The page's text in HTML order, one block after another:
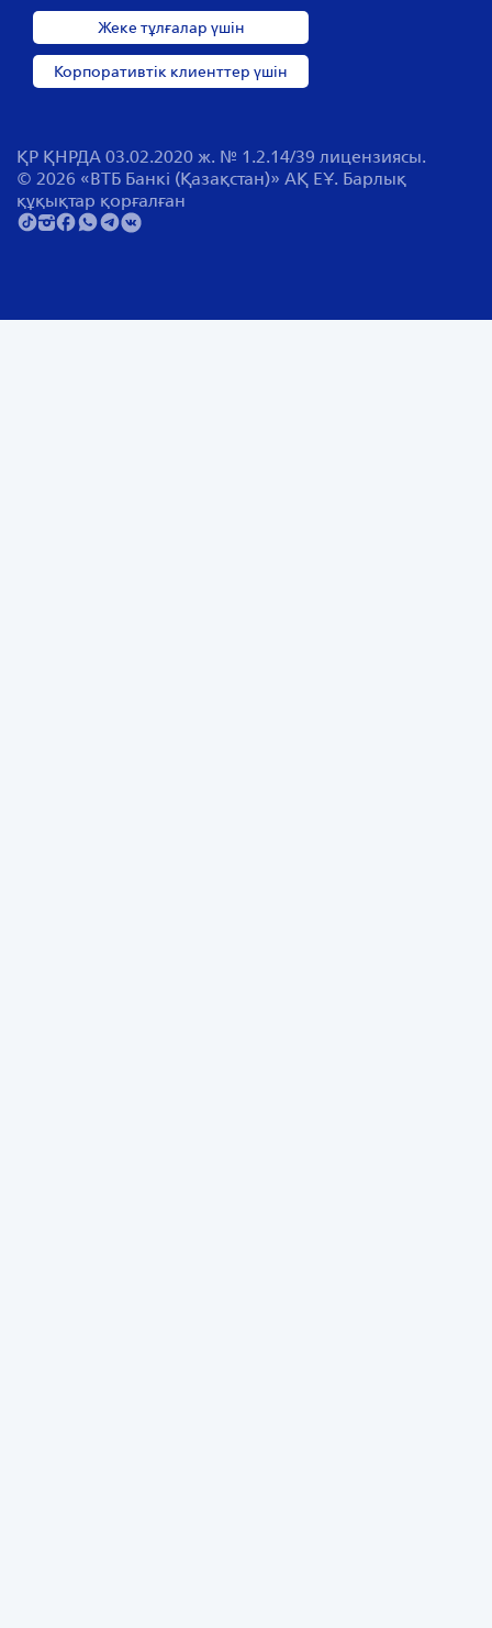
Жеке тұлғалар үшін
Корпоративтік клиенттер үшін
ҚР ҚНРДА 03.02.2020 ж. № 1.2.14/39 лицензиясы.
© 2026 «ВТБ Банкі (Қазақстан)» АҚ ЕҰ. Барлық
құқықтар қорғалған